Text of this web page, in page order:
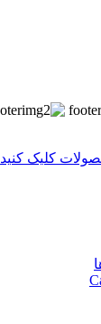
کلیک کنید